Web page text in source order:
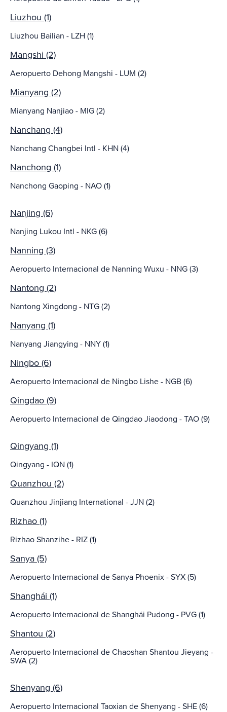
Liuzhou (1)
Liuzhou Bailian - LZH (1)
Mangshi (2)
Aeropuerto Dehong Mangshi - LUM (2)
Mianyang (2)
Mianyang Nanjiao - MIG (2)
Nanchang (4)
Nanchang Changbei Intl - KHN (4)
Nanchong (1)
Nanchong Gaoping - NAO (1)
Nanjing (6)
Nanjing Lukou Intl - NKG (6)
Nanning (3)
Aeropuerto Internacional de Nanning Wuxu - NNG (3)
Nantong (2)
Nantong Xingdong - NTG (2)
Nanyang (1)
Nanyang Jiangying - NNY (1)
Ningbo (6)
Aeropuerto Internacional de Ningbo Lishe - NGB (6)
Qingdao (9)
Aeropuerto Internacional de Qingdao Jiaodong - TAO (9)
Qingyang (1)
Qingyang - IQN (1)
Quanzhou (2)
Quanzhou Jinjiang International - JJN (2)
Rizhao (1)
Rizhao Shanzihe - RIZ (1)
Sanya (5)
Aeropuerto Internacional de Sanya Phoenix - SYX (5)
Shanghái (1)
Aeropuerto Internacional de Shanghái Pudong - PVG (1)
Shantou (2)
Aeropuerto Internacional de Chaoshan Shantou Jieyang -
SWA (2)
Shenyang (6)
Aeropuerto Internacional Taoxian de Shenyang - SHE (6)